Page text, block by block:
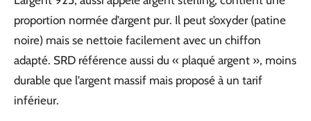
proportion normée d’argent pur. Il peut s’oxyder (patine
noire) mais se nettoie facilement avec un chiffon
adapté. SRD référence aussi du « plaqué argent », moins
durable que l’argent massif mais proposé à un tarif
inférieur.